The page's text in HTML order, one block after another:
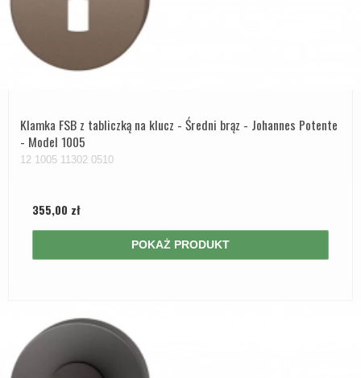
Klamka FSB z tabliczką na klucz - Średni brąz - Johannes Potente
- Model 1005
12 1005 11302 0510
355,00 zł
POKAŻ PRODUKT